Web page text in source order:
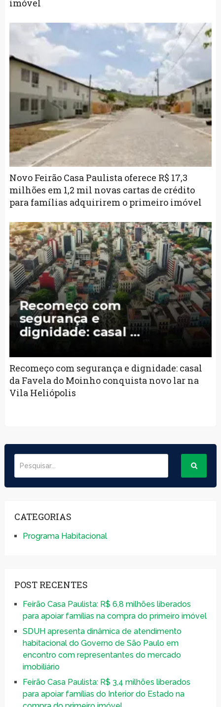
imóvel
Novo Feirão Casa Paulista oferece R$ 17,3
milhões em 1,2 mil novas cartas de crédito
para famílias adquirirem o primeiro imóvel
Recomeço com segurança e dignidade: casal
da Favela do Moinho conquista novo lar na
Vila Heliópolis
CATEGORIAS
Programa Habitacional
POST RECENTES
Feirão Casa Paulista: R$ 6,8 milhões liberados
para apoiar famílias na compra do primeiro imóvel
SDUH apresenta dinâmica de atendimento
habitacional do Governo de São Paulo em
encontro com representantes do mercado
imobiliário
Feirão Casa Paulista: R$ 3,4 milhões liberados
para apoiar famílias do Interior do Estado na